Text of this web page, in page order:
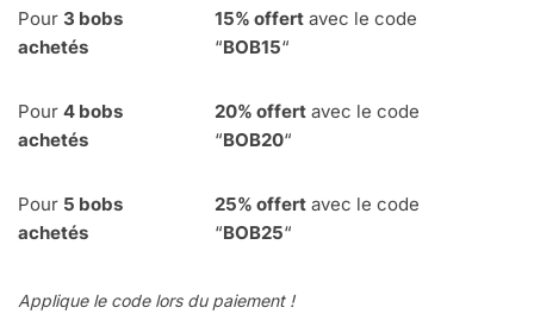
Pour 3 bobs
achetés
15% offert avec le code
“BOB15“
Pour 4 bobs
achetés
20% offert avec le code
“BOB20“
Pour 5 bobs
achetés
25% offert avec le code
“BOB25“
Applique le code lors du paiement !